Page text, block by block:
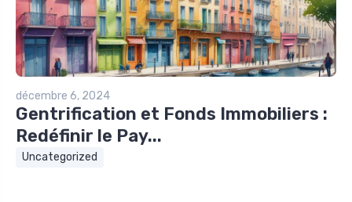
décembre 6, 2024
Gentrification et Fonds Immobiliers :
Redéfinir le Pay...
Uncategorized